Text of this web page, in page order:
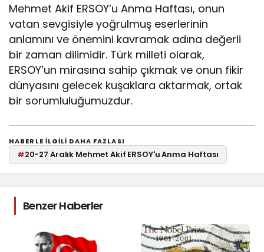
Mehmet Akif ERSOY’u Anma Haftası, onun
vatan sevgisiyle yoğrulmuş eserlerinin
anlamını ve önemini kavramak adına değerli
bir zaman dilimidir. Türk milleti olarak,
ERSOY’un mirasına sahip çıkmak ve onun fikir
dünyasını gelecek kuşaklara aktarmak, ortak
bir sorumluluğumuzdur.
HABERLE ILGILI DAHA FAZLASI
#20-27 Aralık Mehmet Akif ERSOY'u Anma Haftası
Benzer Haberler